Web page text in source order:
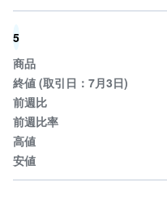
取
F
D
(
く
り
っ
く
株
3
6
5)
5